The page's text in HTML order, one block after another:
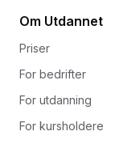
Om Utdannet
Priser
For bedrifter
For utdanning
For kursholdere